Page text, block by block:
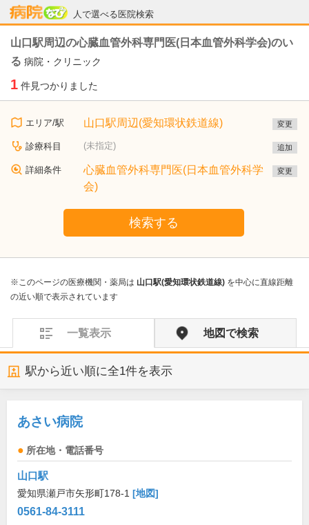
人で選べる医院検索
病院なび
山口駅周辺の心臓血管外科専門医(日本血管外科学会)のい
る 病院・クリニック
1 件見つかりました
エリア/駅 山口駅周辺(愛知環状鉄道線) 変更
診療科目 (未指定) 追加
詳細条件
心臓血管外科専門医(日本血管外科学
会)
変更
検索する
※このページの医療機関・薬局は 山口駅(愛知環状鉄道線) を中心に直線距離
の近い順で表示されています
一覧表示 地図で検索
駅から近い順に全1件を表示
あさい病院
所在地・電話番号
山口駅
愛知県瀬戸市矢形町178-1 [地図]
0561-84-3111